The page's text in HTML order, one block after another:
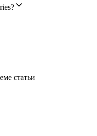
статьи